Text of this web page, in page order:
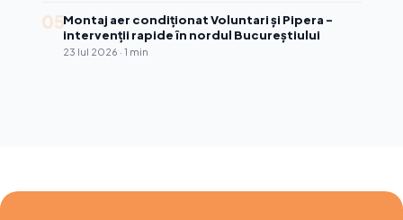
05Montaj aer condiționat Voluntari și Pipera -
intervenții rapide în nordul Bucureștiului
23 Iul 2026 · 1 min